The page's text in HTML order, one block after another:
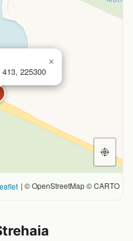
225300
×
| © OpenStreetMap © CARTO